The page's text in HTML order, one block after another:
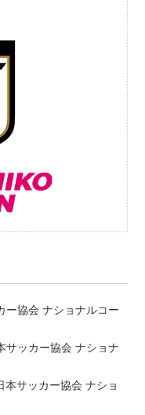
協会 ナショナルコー
ッカー協会 ナショナ
サッカー協会 ナショ